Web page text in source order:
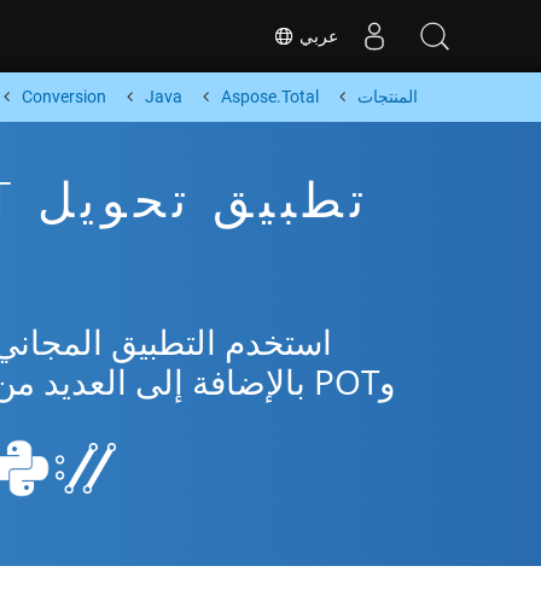
عربي
المنتجات Aspose.Total
Java
Conversion
وPOT بالإضافة إلى العديد من التنسيقات الشائعة من Microsoft